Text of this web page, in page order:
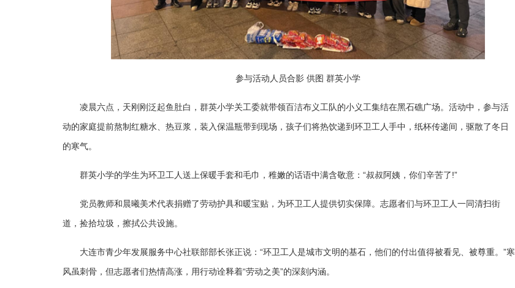
参与活动人员合影 供图 群英小学
凌晨六点，天刚刚泛起鱼肚白，群英小学关工委就带领百洁布义工队的小义工集结在黑石礁广场。活动中，参与活
动的家庭提前熬制红糖水、热豆浆，装入保温瓶带到现场，孩子们将热饮递到环卫工人手中，纸杯传递间，驱散了冬日
的寒气。
群英小学的学生为环卫工人送上保暖手套和毛巾，稚嫩的话语中满含敬意：“叔叔阿姨，你们辛苦了!”
党员教师和晨曦美术代表捐赠了劳动护具和暖宝贴，为环卫工人提供切实保障。志愿者们与环卫工人一同清扫街
道，捡拾垃圾，擦拭公共设施。
大连市青少年发展服务中心社联部部长张正说：“环卫工人是城市文明的基石，他们的付出值得被看见、被尊重。”寒
风虽刺骨，但志愿者们热情高涨，用行动诠释着“劳动之美”的深刻内涵。 ‌